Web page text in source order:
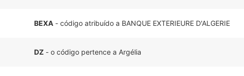
BEXA - código atribuído a BANQUE EXTERIEURE D'ALGERIE
DZ - o código pertence a Argélia